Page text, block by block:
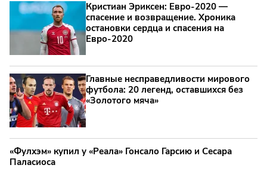
Кристиан Эриксен: Евро‑2020 —
спасение и возвращение. Хроника
остановки сердца и спасения на
Евро‑2020
Главные несправедливости мирового
футбола: 20 легенд, оставшихся без
«Золотого мяча»
«Фулхэм» купил у «Реала» Гонсало Гарсию и Сесара
Паласиоса